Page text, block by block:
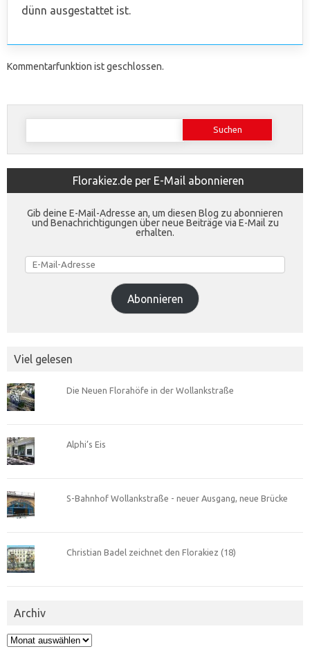
dünn ausgestattet ist.
Kommentarfunktion ist geschlossen.
Suchen
Florakiez.de per E-Mail abonnieren
Gib deine E-Mail-Adresse an, um diesen Blog zu abonnieren
und Benachrichtigungen über neue Beiträge via E-Mail zu
erhalten.
E-
Mail-
Adresse
Abonnieren
Viel gelesen
Die Neuen Florahöfe in der Wollankstraße
Alphi’s Eis
S-Bahnhof Wollankstraße - neuer Ausgang, neue Brücke
Christian Badel zeichnet den Florakiez (18)
Archiv
Archiv